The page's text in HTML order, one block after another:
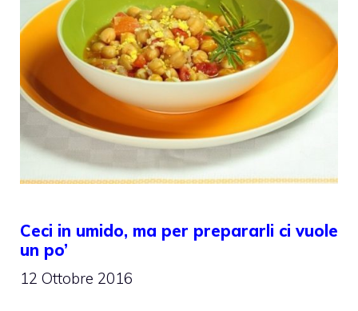
Ceci in umido, ma per prepararli ci vuole
un po’
12 Ottobre 2016